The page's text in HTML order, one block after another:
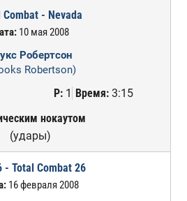
Combat - Nevada
10 мая 2008
Робертсон
Robertson)
Р:1 Время:3:15
нокаутом
(удары)
- Total Combat 26
16 февраля 2008